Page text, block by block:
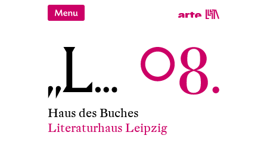
Haus des Buches
Literaturhaus Leipzig